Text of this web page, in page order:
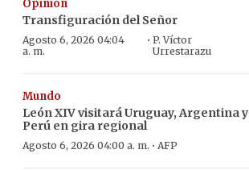
Opinión
Transfiguración del Señor
Agosto 6, 2026 04:04
a. m.
· P. Víctor
Urrestarazu
Mundo
León XIV visitará Uruguay, Argentina y
Perú en gira regional
Agosto 6, 2026 04:00 a. m. · AFP